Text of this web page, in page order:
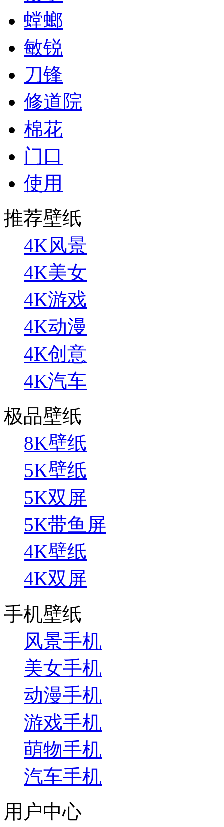
螳螂
敏锐
刀锋
修道院
棉花
门口
使用
推荐壁纸
4K风景
4K美女
4K游戏
4K动漫
4K创意
4K汽车
极品壁纸
8K壁纸
5K壁纸
5K双屏
5K带鱼屏
4K壁纸
4K双屏
手机壁纸
风景手机
美女手机
动漫手机
游戏手机
萌物手机
汽车手机
用户中心